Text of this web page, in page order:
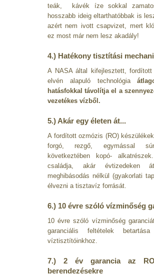
teák, kávék íze sokkal
hosszabb ideig eltarthatóbbak is
azért nem ivott csapvizet, mert
ez most már nem lesz akadály!
4.) Hatékony tisztítási
A NASA által kifejlesztett, fordított
elvén alapuló technológia
hatásfokkal távolítja el a
vezetékes vízből.
5.) Akár egy életen át...
A fordított ozmózis (RO)
forgó, rezgő, egymással
következtében kopó-
családja, akár évtizedeken
meghibásodás nélkül (gyakorlati
élvezni a tisztavíz forrását.
6.) 10 évre szóló vízminőség
10 évre szóló vízminőség
garanciális feltételek
víztisztítóinkhoz.
7.) 2 év garancia az
berendezésekre